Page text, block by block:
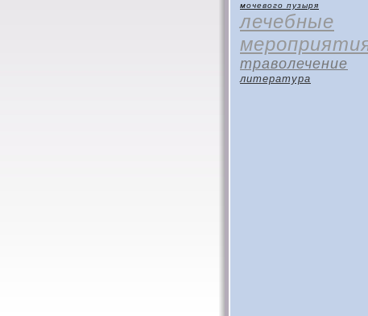
мочевого пузыря
лечебные
траволечение
литература